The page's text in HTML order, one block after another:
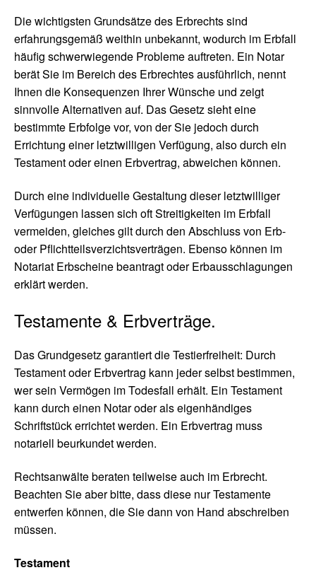
Die wichtigsten Grundsätze des Erbrechts sind
erfahrungsgemäß weithin unbekannt, wodurch im Erbfall
häufig schwerwiegende Probleme auftreten. Ein Notar
berät Sie im Bereich des Erbrechtes ausführlich, nennt
Ihnen die Konsequenzen Ihrer Wünsche und zeigt
sinnvolle Alternativen auf. Das Gesetz sieht eine
bestimmte Erbfolge vor, von der Sie jedoch durch
Errichtung einer letztwilligen Verfügung, also durch ein
Testament oder einen Erbvertrag, abweichen können.
Durch eine individuelle Gestaltung dieser letztwilliger
Verfügungen lassen sich oft Streitigkeiten im Erbfall
vermeiden, gleiches gilt durch den Abschluss von Erb-
oder Pflichtteilsverzichtsverträgen. Ebenso können im
Notariat Erbscheine beantragt oder Erbausschlagungen
erklärt werden.
Testamente & Erbverträge.
Das Grundgesetz garantiert die Testierfreiheit: Durch
Testament oder Erbvertrag kann jeder selbst bestimmen,
wer sein Vermögen im Todesfall erhält. Ein Testament
kann durch einen Notar oder als eigenhändiges
Schriftstück errichtet werden. Ein Erbvertrag muss
notariell beurkundet werden.
Rechtsanwälte beraten teilweise auch im Erbrecht.
Beachten Sie aber bitte, dass diese nur Testamente
entwerfen können, die Sie dann von Hand abschreiben
müssen.
Testament